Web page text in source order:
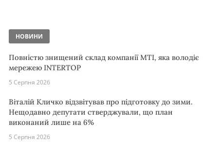
НОВИНИ
Повністю знищений склад компанії MTI, яка володіє
мережею INTERTOP
5 Серпня 2026
Віталій Кличко відзвітував про підготовку до зими.
Нещодавно депутати стверджували, що план
виконаний лише на 6%
5 Серпня 2026